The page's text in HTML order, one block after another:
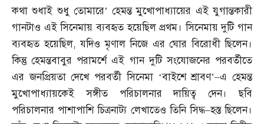
কথা শুধাই শুধু তোমারে’ হেমন্ত মুখোপাধ্যায়ের এই যুগান্তকারী
গানটাও এই সিনেমায় ব্যবহৃত হয়েছিল প্রথম। সিনেমায় দুটি গান
ব্যবহৃত হয়েছিল,যদিও মৃণাল নিজে এর ঘোর বিরোধী ছিলেন।
কিন্তু হেমন্তবাবুর পরামর্শে এই গান দুটি সংযোজনের পরবর্তীতে
এর জনপ্রিয়তা দেখে পরবর্তী সিনেমা ‘বাইশে শ্রাবণ’–এ হেমন্ত
মুখোপাধ্যায়কেই সঙ্গীত পরিচালনার দায়িত্ব দেন। ছবি
পরিচালনার পাশাপাশি চিত্রনাট্য লেখাতেও তিনি সিদ্ধ–হস্ত ছিলেন।